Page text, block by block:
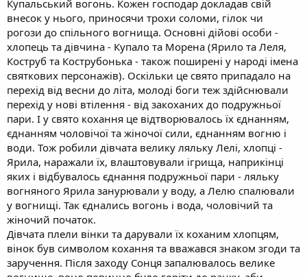
Купальський вогонь. Кожен господар докладав свій
внесок у нього, приносячи трохи соломи, гілок чи
рогози до спільного вогнища. Основні дійові особи -
хлопець та дівчина - Купало та Морена (Ярило та Леля,
Коструб та Кострубонька - також поширені у народі імена
святкових персонажів). Оскільки це свято припадало на
перехід від весни до літа, молоді боги теж здійснювали
перехід у нові втілення - від закоханих до подружньої
пари. І у свято кохання це відтворювалось їх єднанням,
єднанням чоловічої та жіночої сили, єднанням вогню і
води. Тож робили дівчата велику ляльку Лелі, хлопці -
Ярила, наражали їх, влаштовували ігрища, наприкінці
яких і відбувалось єднання подружньої пари - ляльку
вогняного Ярила занурювали у воду, а Лелю спалювали
у вогнищі. Так єднались вогонь і вода, чоловічий та
жіночий початок.
Дівчата плели вінки та дарували їх коханим хлопцям,
вінок був символом кохання та вважався знаком згоди та
заручення. Після заходу Сонця запалювалось велике